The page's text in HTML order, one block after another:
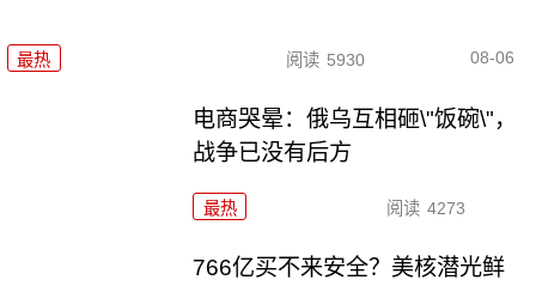
最热 阅读 5930 08-06
电商哭晕：俄乌互相砸\"饭碗\"，
战争已没有后方
最热 阅读 4273
766亿买不来安全？美核潜光鲜